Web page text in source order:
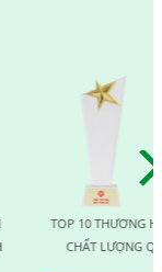
TOP 10 THƯƠNG HIỆU
CHẤT LƯỢNG QUỐC TẾ